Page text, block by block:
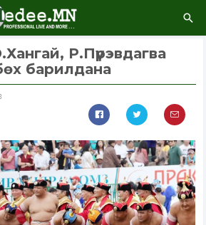
Р.Пүрэвдагва
бөх барилдана